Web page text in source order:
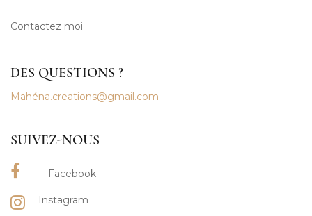
Contactez moi
DES QUESTIONS ?
Mahéna.creations@gmail.com
SUIVEZ-NOUS
Facebook
Instagram